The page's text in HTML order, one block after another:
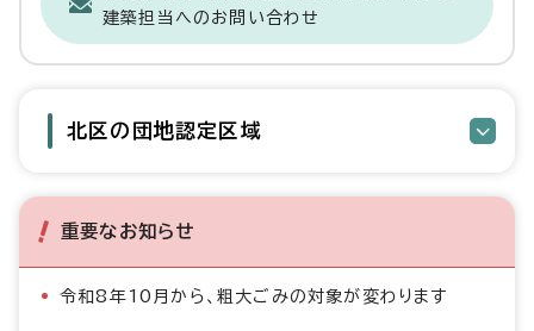
建築担当へのお問い合わせ
北区の団地認定区域
重要なお知らせ
令和8年10月から、粗大ごみの対象が変わります